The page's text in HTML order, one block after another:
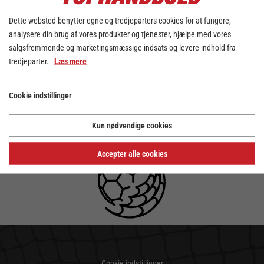
Dette websted benytter egne og tredjeparters cookies for at fungere,
analysere din brug af vores produkter og tjenester, hjælpe med vores
salgsfremmende og marketingsmæssige indsats og levere indhold fra
tredjeparter. Læs mere
Cookie indstillinger
Kun nødvendige cookies
Accepter alle cookies